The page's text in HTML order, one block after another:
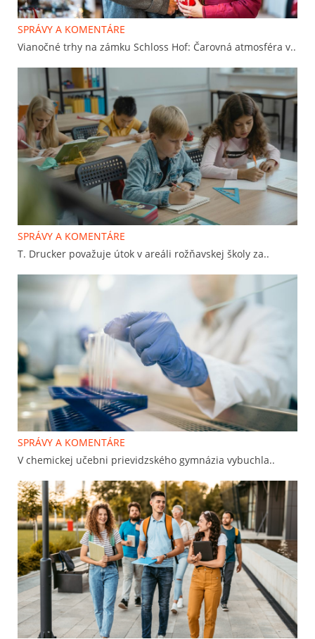
SPRÁVY A KOMENTÁRE
Vianočné trhy na zámku Schloss Hof: Čarovná atmosféra v..
SPRÁVY A KOMENTÁRE
T. Drucker považuje útok v areáli rožňavskej školy za..
SPRÁVY A KOMENTÁRE
V chemickej učebni prievidzského gymnázia vybuchla..